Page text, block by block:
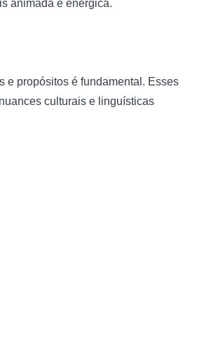
animada e enérgica.
e propósitos é fundamental. Esses
culturais e linguísticas